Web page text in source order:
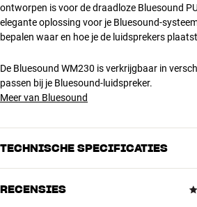
ontworpen is voor de draadloze Bluesound
elegante oplossing voor je Bluesound-
bepalen waar en hoe je de luidsprekers
De Bluesound WM230 is verkrijgbaar in
passen bij je Bluesound-luidspreker.
Meer van Bluesound
TECHNISCHE SPECIFICATIES
PRESTATIES
RECENSIES